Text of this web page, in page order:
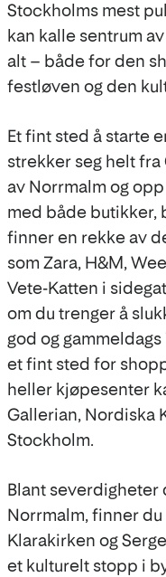
Stockholms mest
kan kalle sentrum
alt – både for den
festløven og den
Et fint sted å starte
strekker seg helt fra
av Norrmalm og
med både butikker,
finner en rekke av
som Zara, H&M,
Vete-Katten i
om du trenger å
god og
et fint sted for
heller kjøpesenter
Gallerian, Nordiska
Stockholm.
Blant severdigheter
Norrmalm, finner du
Klarakirken og
et kulturelt stopp i